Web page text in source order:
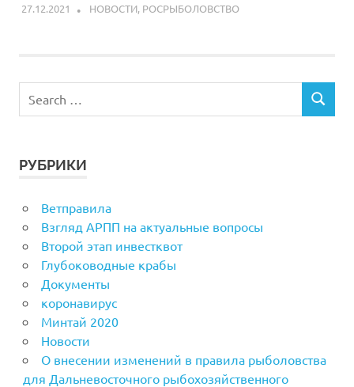
27.12.2021 ARPP
НОВОСТИ, РОСРЫБОЛОВСТВО
РУБРИКИ
Ветправила
Взгляд АРПП на актуальные вопросы
Второй этап инвестквот
Глубоководные крабы
Документы
коронавирус
Минтай 2020
Новости
О внесении изменений в правила рыболовства
для Дальневосточного рыбохозяйственного